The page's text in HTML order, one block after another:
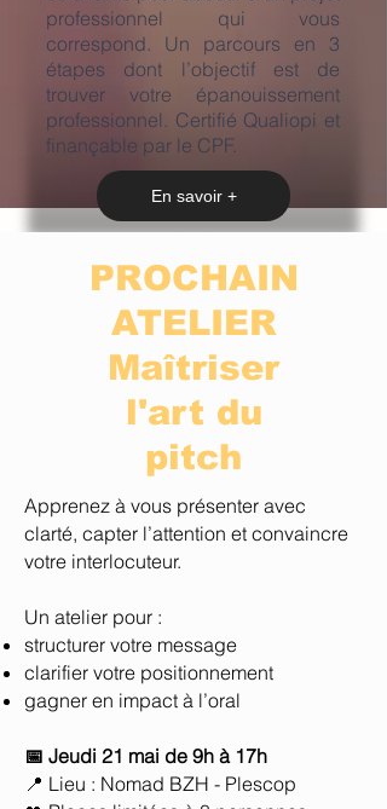
professionnel qui vous
correspond. Un parcours en 3
étapes dont l’objectif est de
trouver votre épanouissement
professionnel. Certifié Qualiopi et
finançable par le CPF.
En savoir +
PROCHAIN
ATELIER
Maîtriser
l'art du
pitch
Apprenez à vous présenter avec
clarté, capter l’attention et convaincre
votre interlocuteur.
Un atelier pour :
structurer votre message
clarifier votre positionnement
gagner en impact à l’oral
📅 Jeudi 21 mai de 9h à 17h
📍 Lieu : Nomad BZH - Plescop